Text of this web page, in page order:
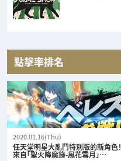
點擊率排名
2020.01.16(Thu)
任天堂明星大亂鬥特別版的新角色！
來自「聖火降魔錄-風花雪月」…